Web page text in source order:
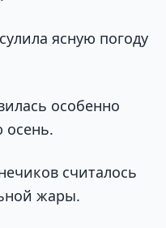
ясную погоду
особенно
осень.
считалось
жары.